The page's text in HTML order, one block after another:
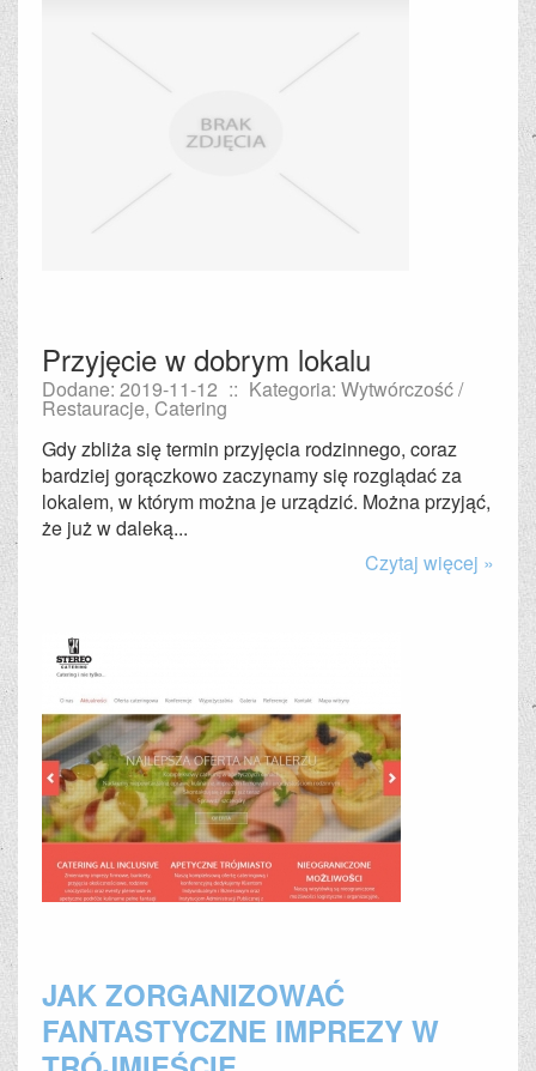
Przyjęcie w dobrym lokalu
Dodane: 2019-11-12 :: Kategoria: Wytwórczość /
Restauracje, Catering
Gdy zbliża się termin przyjęcia rodzinnego, coraz
bardziej gorączkowo zaczynamy się rozglądać za
lokalem, w którym można je urządzić. Można przyjąć,
że już w daleką...
Czytaj więcej »
JAK ZORGANIZOWAĆ
FANTASTYCZNE IMPREZY W